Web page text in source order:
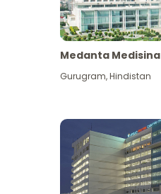
Medanta Medisina
Gurugram,Hindistan